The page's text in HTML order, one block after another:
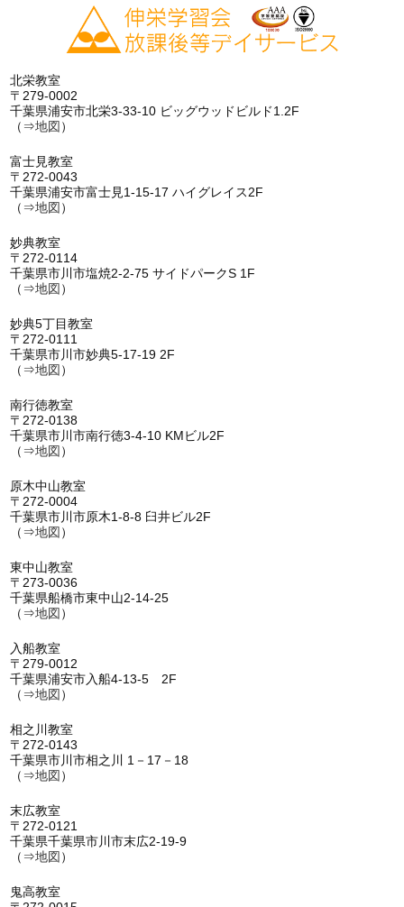
北栄教室
〒279-0002
千葉県浦安市北栄3-33-10 ビッグウッドビルド1.2F
（⇒地図 ）
富士見教室
〒272-0043
千葉県浦安市富士見1-15-17 ハイグレイス2F
（⇒地図 ）
妙典教室
〒272-0114
千葉県市川市塩焼2-2-75 サイドパークS 1F
（⇒地図 ）
妙典5丁目教室
〒272-0111
千葉県市川市妙典5-17-19 2F
（⇒地図 ）
南行徳教室
〒272-0138
千葉県市川市南行徳3-4-10 KMビル2F
（⇒地図 ）
原木中山教室
〒272-0004
千葉県市川市原木1-8-8 臼井ビル2F
（⇒地図 ）
東中山教室
〒273-0036
千葉県船橋市東中山2-14-25
（⇒地図 ）
入船教室
〒279-0012
千葉県浦安市入船4-13-5 2F
（⇒地図 ）
相之川教室
〒272-0143
千葉県市川市相之川 1－17－18
（⇒地図 ）
末広教室
〒272-0121
千葉県千葉県市川市末広2-19-9
（⇒地図 ）
鬼高教室